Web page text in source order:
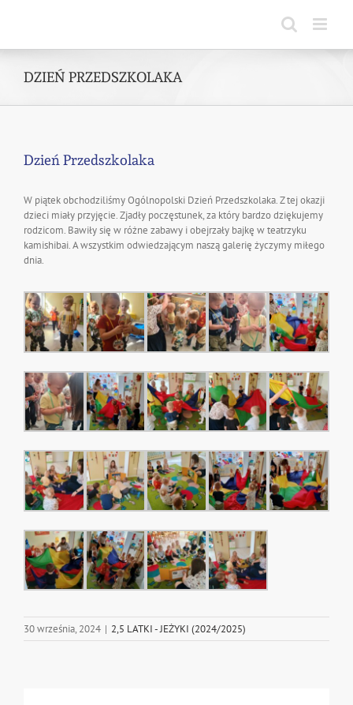
DZIEŃ PRZEDSZKOLAKA
Dzień Przedszkolaka
W piątek obchodziliśmy Ogólnopolski Dzień Przedszkolaka. Z tej okazji
dzieci miały przyjęcie. Zjadły poczęstunek, za który bardzo dziękujemy
rodzicom. Bawiły się w różne zabawy i obejrzały bajkę w teatrzyku
kamishibai. A wszystkim odwiedzającym naszą galerię życzymy miłego
dnia.
30 września, 2024 | 2,5 LATKI - JEŻYKI (2024/2025)